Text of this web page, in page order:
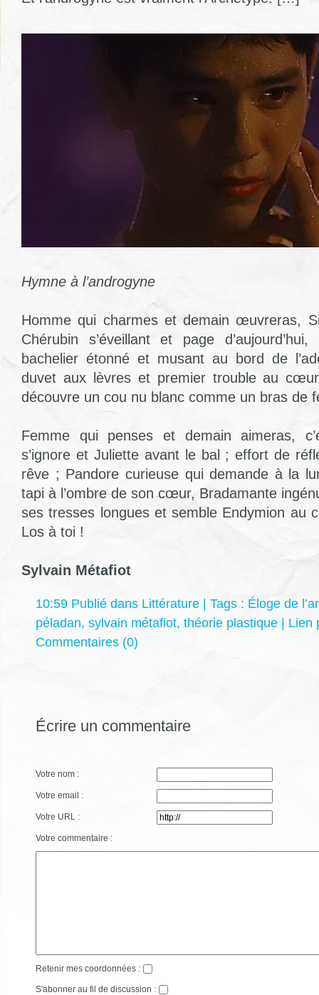
Hymne à l’androgyne
Homme qui charmes et demain œuvreras,
Chérubin s’éveillant et page
bachelier étonné et musant au bord de
duvet aux lèvres et premier trouble au
découvre un cou nu blanc comme un bras de
Femme qui penses et demain aimeras,
s’ignore et Juliette avant le bal ; effort de
rêve ; Pandore curieuse qui demande à la
tapi à l’ombre de son cœur, Bradamante
ses tresses longues et semble Endymion au
Los à toi !
Sylvain Métafiot
10:59 Publié dans Littérature | Tags : Éloge de
péladan, sylvain métafiot, théorie plastique | Lien
Commentaires (0)
Écrire un commentaire
Votre nom :
Votre email :
Votre URL :
Votre commentaire :
Retenir mes coordonnées :
S'abonner au fil de discussion :